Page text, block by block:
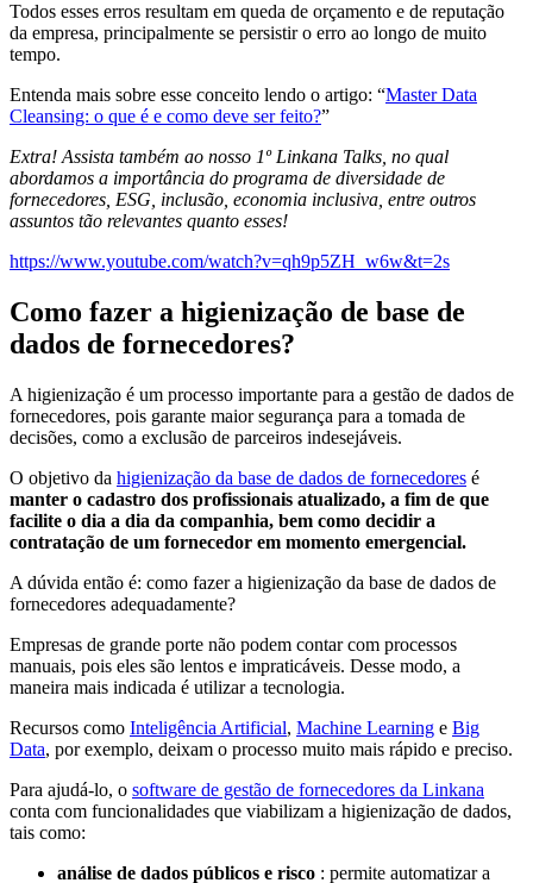
Todos esses erros resultam em queda de orçamento e de reputação
da empresa, principalmente se persistir o erro ao longo de muito
tempo.
Entenda mais sobre esse conceito lendo o artigo: “MasterData
Cleansing: o que é e como deve ser feito?”
Extra! Assista também ao nosso 1º Linkana Talks, no qual
abordamos a importância do programa de diversidade de
fornecedores, ESG, inclusão, economia inclusiva, entre outros
assuntos tão relevantes quanto esses!
https://www.youtube.com/watch?v=qh9p5ZH_w6w&t=2s
Como fazer a higienização de base de
dados de fornecedores?
A higienização é um processo importante para a gestão de dados de
fornecedores, pois garante maior segurança para a tomada de
decisões, como a exclusão de parceiros indesejáveis.
O objetivo da higienização da base de dados de fornecedores é
manter o cadastro dos profissionais atualizado, a fim de que
facilite o dia a dia da companhia, bem como decidir a
contratação de um fornecedor em momento emergencial.
A dúvida então é: como fazer a higienização da base de dados de
fornecedores adequadamente?
Empresas de grande porte não podem contar com processos
manuais, pois eles são lentos e impraticáveis. Desse modo, a
maneira mais indicada é utilizar a tecnologia.
Recursos como Inteligência Artificial, Machine Learning e Big
Data, por exemplo, deixam o processo muito mais rápido e preciso.
Para ajudá-lo, o software de gestão de fornecedores da Linkana
conta com funcionalidades que viabilizam a higienização de dados,
tais como:
análise de dados públicos e risco : permite automatizar a